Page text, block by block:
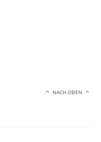
NACH OBEN